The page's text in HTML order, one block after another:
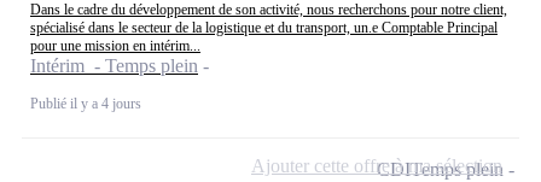
Dans le cadre du développement de son activité, nous recherchons pour notre client,
spécialisé dans le secteur de la logistique et du transport, un.e Comptable Principal
pour une mission en intérim...
Intérim - Temps plein
Publié il y a 4 jours
CDITemps plein
Ajouter cette offre à ma sélection